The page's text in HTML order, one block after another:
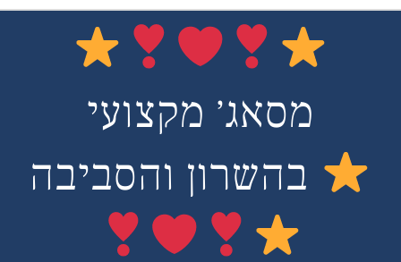
מסאג׳ מקצועי